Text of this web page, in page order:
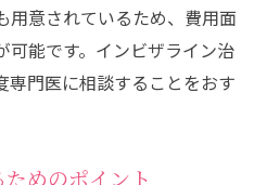
用意されているため、費用面
可能です。インビザライン治
専門医に相談することをおす
めのポイント